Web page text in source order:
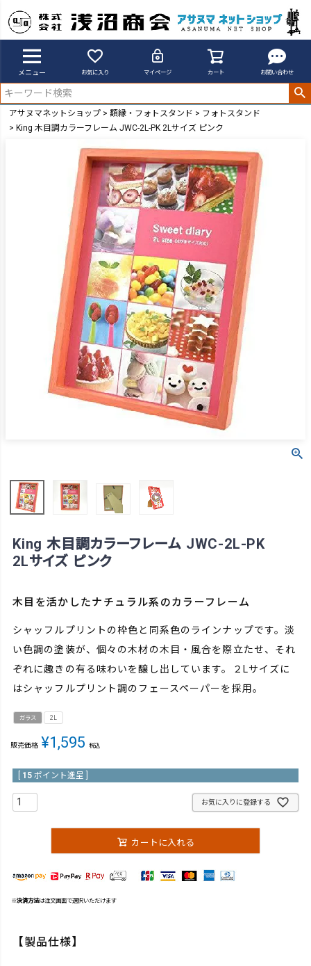
メニュー お気に入り マイページ カート お問い合わせ
アサヌマネットショップ 額縁・フォトスタンド
フォトスタンド
King 木目調カラーフレーム JWC-2L-PK 2Lサイズ ピンク
King 木目調カラーフレーム JWC-2L-PK
2Lサイズ ピンク
木目を活かしたナチュラル系のカラーフレーム
シャッフルプリントの枠色と同系色のラインナップです。淡
い色調の塗装が、個々の木材の木目・風合を際立たせ、それ
ぞれに趣きの有る味わいを醸し出しています。２Lサイズに
はシャッフルプリント調のフェースペーパーを採用。
ガラス 2L
販売価格 ¥1,595 税込
15 ポイント進呈 ]
お気に入りに登録する
カートに入れる
※決済方法は注文画面で選択いただけます
【製品仕様】